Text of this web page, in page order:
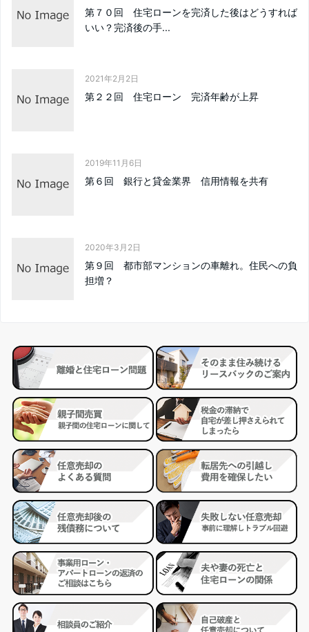
第７０回 住宅ローンを完済した後はどうすれば
いい？完済後の手...
2021年2月2日
第２２回 住宅ローン 完済年齢が上昇
2019年11月6日
第６回 銀行と貸金業界 信用情報を共有
2020年3月2日
第９回 都市部マンションの車離れ。住民への負
担増？